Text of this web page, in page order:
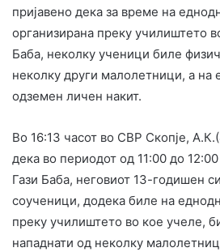
пријавено дека за време на
организирана преку училиштето
Баба, неколку ученици биле
неколку други малолетници, а на
одземен личен накит.
Во 16:13 часот во СВР Скопје,
дека во периодот од 11:00 до
Гази Баба, неговиот 13-годишен
соученици, додека биле на
преку училиштето во кое учеле,
нападнати од неколку